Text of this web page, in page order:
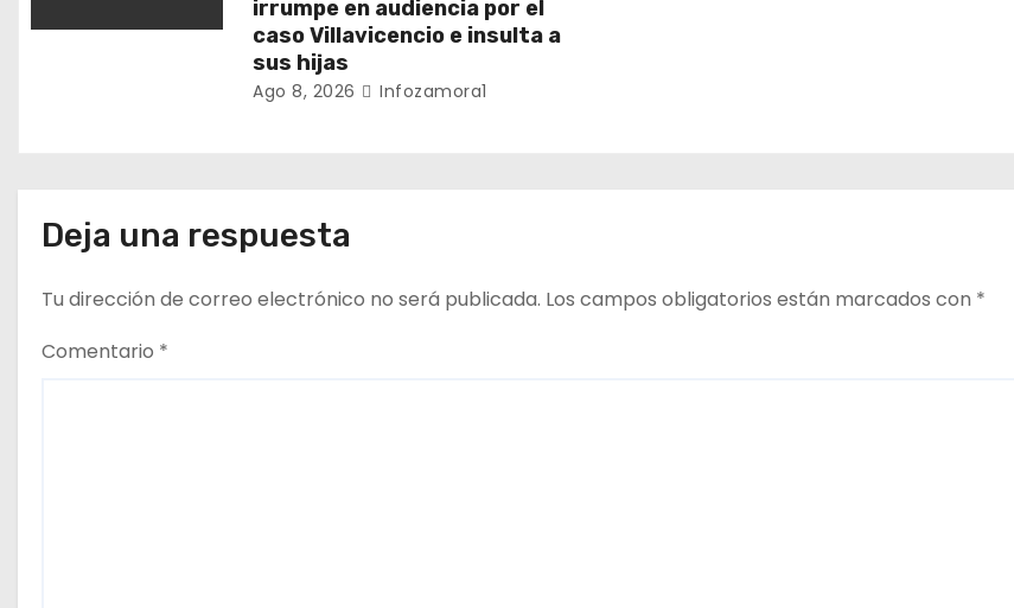
t
a
irrumpe en audiencia por el
caso Villavicencio e insulta a
sus hijas
Ago 8, 2026 Infozamora1
Deja una respuesta
Tu dirección de correo electrónico no será publicada. Los campos obligatorios están marcados con *
Comentario *